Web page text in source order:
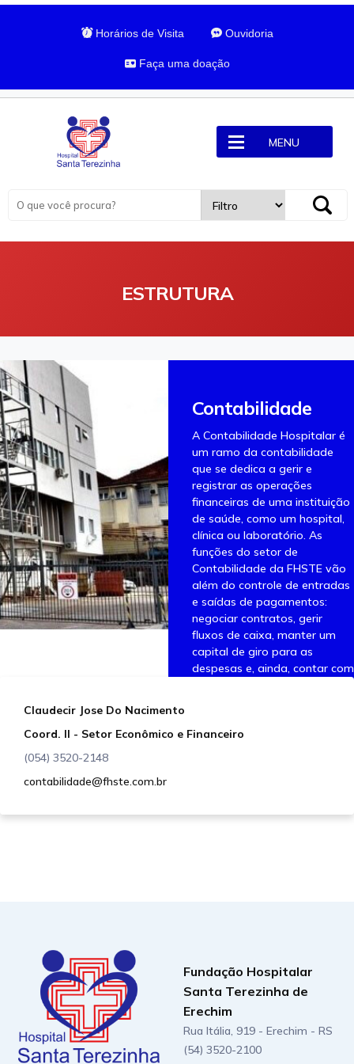
Horários de Visita Ouvidoria
Faça uma doação
MENU
ESTRUTURA
Contabilidade
A Contabilidade Hospitalar é
um ramo da contabilidade
que se dedica a gerir e
registrar as operações
financeiras de uma instituição
de saúde, como um hospital,
clínica ou laboratório. As
funções do setor de
Contabilidade da FHSTE vão
além do controle de entradas
e saídas de pagamentos:
negociar contratos, gerir
fluxos de caixa, manter um
capital de giro para as
despesas e, ainda, contar com
Claudecir Jose Do Nacimento
Coord. II - Setor Econômico e Financeiro
(054) 3520-2148
contabilidade@fhste.com.br
Fundação Hospitalar
Santa Terezinha de
Erechim
Rua Itália, 919 - Erechim - RS
(54) 3520-2100